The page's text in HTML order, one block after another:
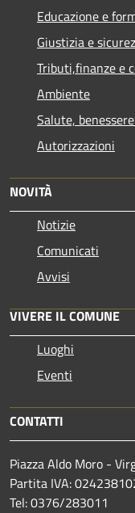
Educazione e
Giustizia e
Tributi,finanze e
Ambiente
Salute,
Autorizzazioni
NOVITÀ
Notizie
Comunicati
Avvisi
VIVERE IL COMUNE
Luoghi
Eventi
CONTATTI
Piazza Aldo Moro -
Partita IVA:
Tel: 0376/283011